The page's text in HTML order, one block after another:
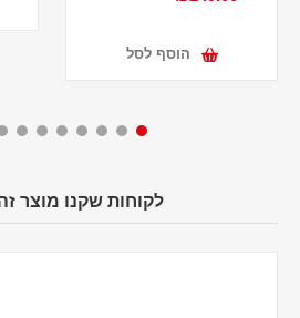
הוסף לסל
לקוחות שקנו מוצר